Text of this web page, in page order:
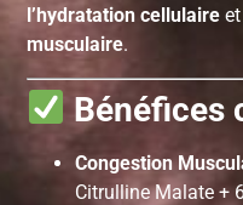
l’hydratation cellulaire
musculaire.
Bénéfices
Congestion
Citrulline Malate +